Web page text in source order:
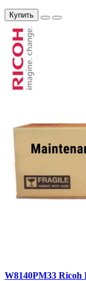
Купить
W8140PM33